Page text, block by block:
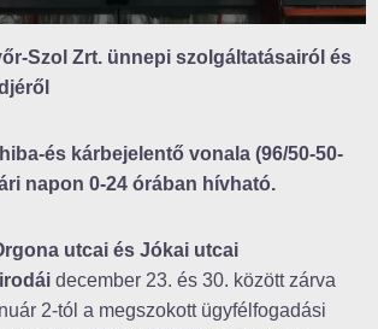
Szol Zrt. ünnepi szolgáltatásairól és
és kárbejelentő vonala (96/50-50-
napon 0-24 órában hívható.
utcai és Jókai utcai
december 23. és 30. között zárva
2-tól a megszokott ügyfélfogadási